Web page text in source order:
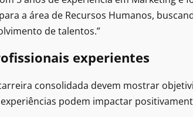
a área de Recursos Humanos,
de talentos.”
experientes
consolidada devem mostrar
podem impactar